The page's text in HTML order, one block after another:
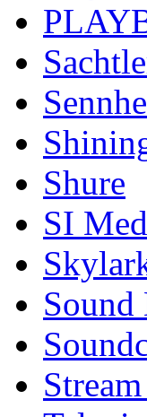
Shure
SI
Sound